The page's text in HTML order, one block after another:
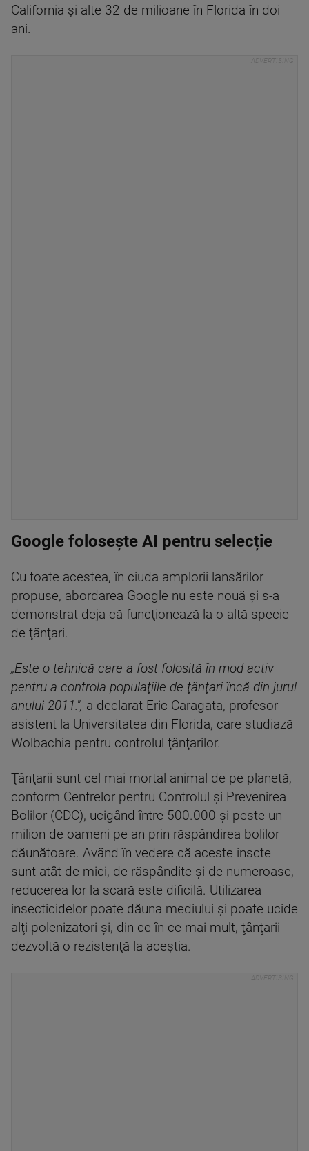
California şi alte 32 de milioane în Florida în doi
ani.
Google folosește AI pentru selecție
Cu toate acestea, în ciuda amplorii lansărilor
propuse, abordarea Google nu este nouă şi s-a
demonstrat deja că funcţionează la o altă specie
de ţânţari.
„Este o tehnică care a fost folosită în mod activ
pentru a controla populaţiile de ţânţari încă din jurul
anului 2011.", a declarat Eric Caragata, profesor
asistent la Universitatea din Florida, care studiază
Wolbachia pentru controlul ţânţarilor.
Ţânţarii sunt cel mai mortal animal de pe planetă,
conform Centrelor pentru Controlul şi Prevenirea
Bolilor (CDC), ucigând între 500.000 şi peste un
milion de oameni pe an prin răspândirea bolilor
dăunătoare. Având în vedere că aceste inscte
sunt atât de mici, de răspândite şi de numeroase,
reducerea lor la scară este dificilă. Utilizarea
insecticidelor poate dăuna mediului şi poate ucide
alţi polenizatori şi, din ce în ce mai mult, ţânţarii
dezvoltă o rezistenţă la aceştia.